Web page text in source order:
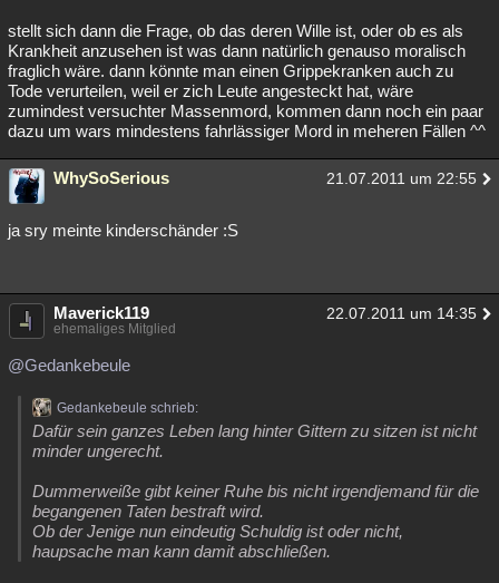
stellt sich dann die Frage, ob das deren Wille ist, oder ob es als
Krankheit anzusehen ist was dann natürlich genauso moralisch
fraglich wäre. dann könnte man einen Grippekranken auch zu
Tode verurteilen, weil er zich Leute angesteckt hat, wäre
zumindest versuchter Massenmord, kommen dann noch ein paar
dazu um wars mindestens fahrlässiger Mord in meheren Fällen ^^
WhySoSerious 21.07.2011 um 22:55
ja sry meinte kinderschänder :S
Maverick119 22.07.2011 um 14:35
ehemaliges Mitglied
@Gedankebeule
Gedankebeule schrieb:
Dafür sein ganzes Leben lang hinter Gittern zu sitzen ist nicht
minder ungerecht.
Dummerweiße gibt keiner Ruhe bis nicht irgendjemand für die
begangenen Taten bestraft wird.
Ob der Jenige nun eindeutig Schuldig ist oder nicht,
haupsache man kann damit abschließen.